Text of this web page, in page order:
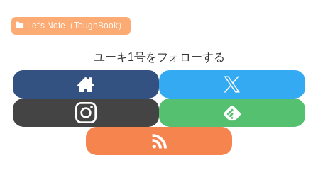
Let's Note（ToughBook）
ユーキ1号をフォローする